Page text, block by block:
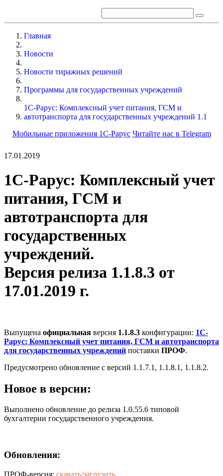
Главная
Новости
Новости тиражных решений
Программы для государственных учреждений
1С-Рарус: Комплексный учет питания, ГСМ и
автотранспорта для государственных учреждений 1.1
Мобильные приложения 1С-Рарус Читайте нас в Telegram
17.01.2019
1С-Рарус: Комплексный учет
питания, ГСМ и
автотранспорта для
государственных
учреждений.
Версия релиза 1.1.8.3 от
17.01.2019 г.
Выпущена официальная версия 1.1.8.3 конфигурации: 1С-
Рарус: Комплексный учет питания, ГСМ и автотранспорта
для государственных учреждений поставки ПРОФ.
Предусмотрено обновление с версий 1.1.7.1, 1.1.8.1, 1.1.8.2.
Новое в версии:
Выполнено обновление до релиза 1.0.55.6 типовой
бухгалтерии государственного учреждения.
Обновления:
ПРОФ-версия: скачать/загрузить